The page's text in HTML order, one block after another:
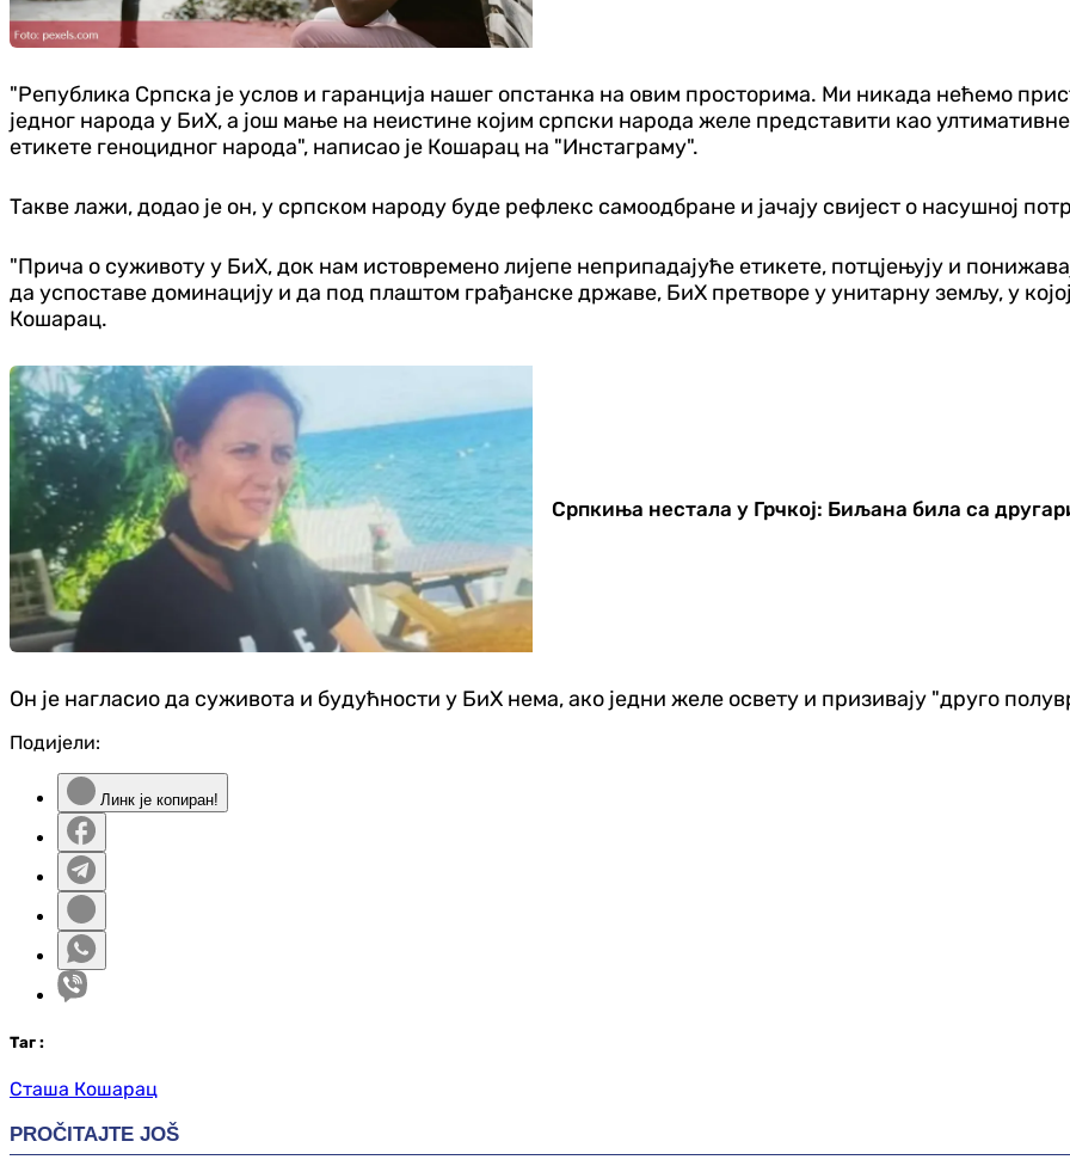
"Република Српска је услов и гаранција нашег опстанка на овим просторима. Ми никада нећемо
једног народа у БиХ, а још мање на неистине којим српски народа желе представити као
етикете геноцидног народа", написао је Кошарац на "Инстаграму".
Такве лажи, додао је он, у српском народу буде рефлекс самоодбране и јачају свијест о насушној
"Прича о суживоту у БиХ, док нам истовремено лијепе неприпадајуће етикете, потцјењују и
да успоставе доминацију и да под плаштом грађанске државе, БиХ претворе у унитарну земљу, у
Кошарац.
Српкиња нестала у Грчкој: Биљана била са
Он је нагласио да суживота и будућности у БиХ нема, ако једни желе освету и призивају "друго
Подијели:
Линк је копиран!
Таг :
Сташа Кошарац